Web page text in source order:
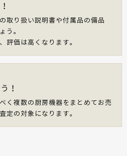
取り扱い説明書や付属品の備品
う。
評価は高くなります。
！
く複数の厨房機器をまとめてお売
定の対象になります。